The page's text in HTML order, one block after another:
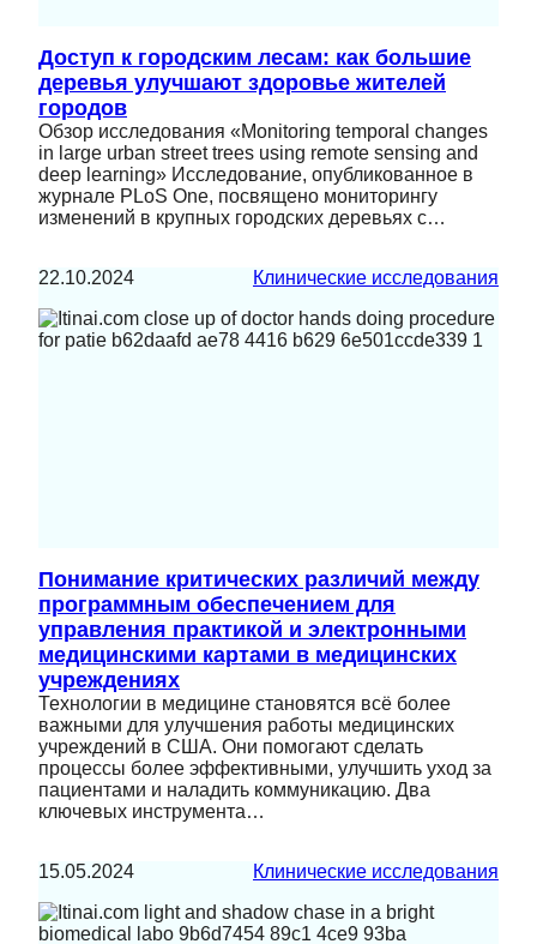
Доступ к городским лесам: как большие
деревья улучшают здоровье жителей
городов
Обзор исследования «Monitoring temporal changes
in large urban street trees using remote sensing and
deep learning» Исследование, опубликованное в
журнале PLoS One, посвящено мониторингу
изменений в крупных городских деревьях с…
22.10.2024 Клинические исследования
Понимание критических различий между
программным обеспечением для
управления практикой и электронными
медицинскими картами в медицинских
учреждениях
Технологии в медицине становятся всё более
важными для улучшения работы медицинских
учреждений в США. Они помогают сделать
процессы более эффективными, улучшить уход за
пациентами и наладить коммуникацию. Два
ключевых инструмента…
15.05.2024 Клинические исследования